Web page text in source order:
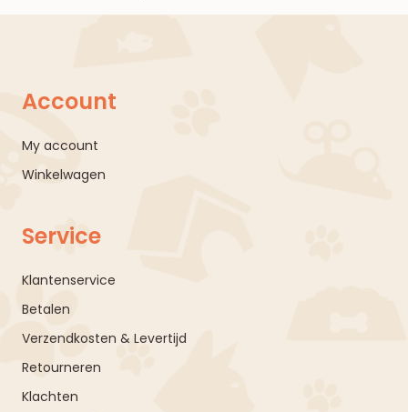
Account
My account
Winkelwagen
Service
Klantenservice
Betalen
Verzendkosten & Levertijd
Retourneren
Klachten